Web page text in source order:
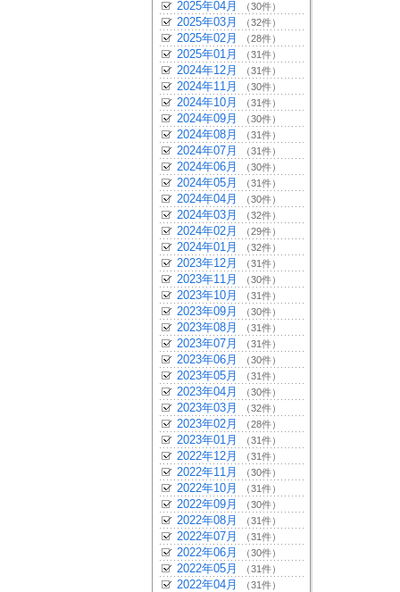
2025年04月 （30件）
2025年03月 （32件）
2025年02月 （28件）
2025年01月 （31件）
2024年12月 （31件）
2024年11月 （30件）
2024年10月 （31件）
2024年09月 （30件）
2024年08月 （31件）
2024年07月 （31件）
2024年06月 （30件）
2024年05月 （31件）
2024年04月 （30件）
2024年03月 （32件）
2024年02月 （29件）
2024年01月 （32件）
2023年12月 （31件）
2023年11月 （30件）
2023年10月 （31件）
2023年09月 （30件）
2023年08月 （31件）
2023年07月 （31件）
2023年06月 （30件）
2023年05月 （31件）
2023年04月 （30件）
2023年03月 （32件）
2023年02月 （28件）
2023年01月 （31件）
2022年12月 （31件）
2022年11月 （30件）
2022年10月 （31件）
2022年09月 （30件）
2022年08月 （31件）
2022年07月 （31件）
2022年06月 （30件）
2022年05月 （31件）
2022年04月 （31件）